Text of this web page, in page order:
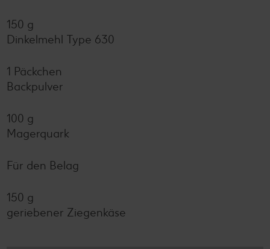
150 g
Dinkelmehl Type 630
1 Päckchen
Backpulver
100 g
Magerquark
Für den Belag
150 g
geriebener Ziegenkäse